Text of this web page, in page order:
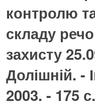
контролю
складу
захисту
Долішній. -
2003. - 175